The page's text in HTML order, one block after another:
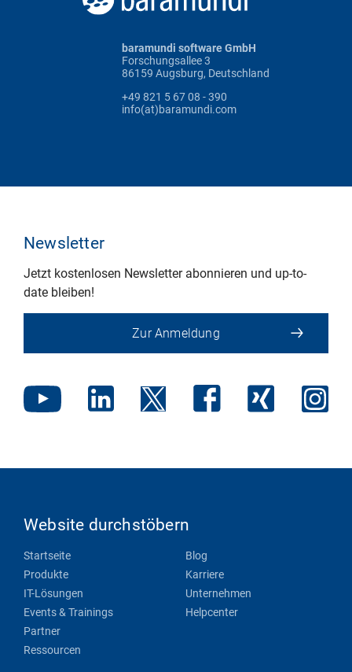
baramundi software GmbH
Forschungsallee 3
86159 Augsburg, Deutschland
+49 821 5 67 08 - 390
info(at)baramundi.com
Newsletter
Jetzt kostenlosen Newsletter abonnieren und up-to-
date bleiben!
Zur Anmeldung
Website durchstöbern
Startseite
Produkte
IT-Lösungen
Events & Trainings
Partner
Ressourcen
Blog
Karriere
Unternehmen
Helpcenter